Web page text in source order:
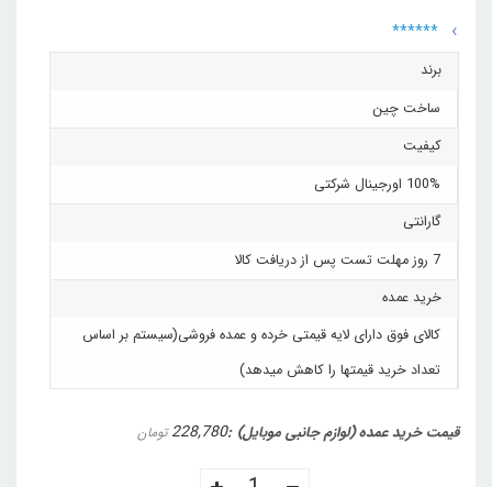
******
برند
ساخت چین
کیفیت
100% اورجینال شرکتی
گارانتی
7 روز مهلت تست پس از دریافت کالا
خرید عمده
کالای فوق دارای لایه قیمتی خرده و عمده فروشی(سیستم بر اساس
تعداد خرید قیمتها را کاهش میدهد)
قیمت خرید عمده (لوازم جانبی موبایل) 228,780 تومان